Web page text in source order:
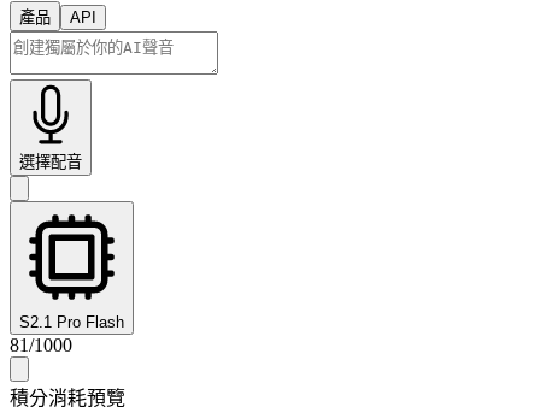
產品 API
選擇配音
S2.1 Pro Flash
81/1000
積分消耗預覽